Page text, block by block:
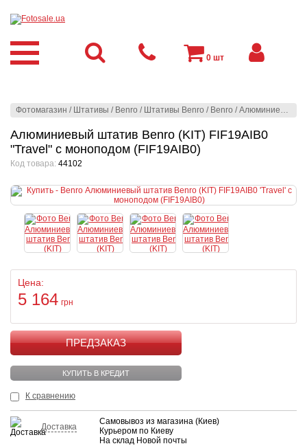
Фотомагазин / Штативы / Benro / Штативы Benro / Benro /Алюминиевый штатив Benro (KIT) FIF19AIB0 "Travel" с моноподом (FIF19AIB0)
Алюминиевый штатив Benro (KIT) FIF19AIB0
"Travel" с моноподом (FIF19AIB0)
Код товара: 44102
Цена:
5 164 грн
КУПИТЬ
КУПИТЬ В КРЕДИТ
К сравнению
Доставка
Самовывоз из магазина (Киев)
Курьером по Киеву
На склад Новой почты
0 шт